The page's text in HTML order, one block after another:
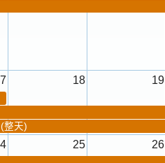
18 19
整天)
25 26